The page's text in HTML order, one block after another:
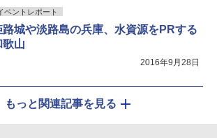
ベントレポート
路城や淡路島の兵庫、水資源をPRする
歌山
2016年9月28日
もっと関連記事を見る